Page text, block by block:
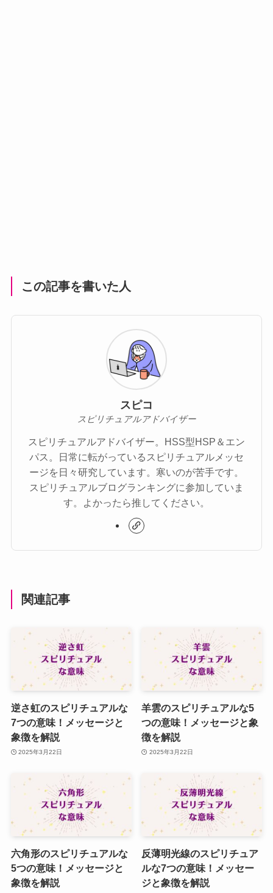
この記事を書いた人
スピコ
スピリチュアルアドバイザー
スピリチュアルアドバイザー。HSS型HSP＆エン
パス。日常に転がっているスピリチュアルメッセ
ージを日々研究しています。寒いのが苦手です。
スピリチュアルブログランキングに参加していま
す。よかったら推してください。
関連記事
逆さ虹のスピリチュアルな
7つの意味！メッセージと
象徴を解説
2025年3月22日
羊雲のスピリチュアルな5
つの意味！メッセージと象
徴を解説
2025年3月22日
六角形のスピリチュアルな
5つの意味！メッセージと
象徴を解説
反薄明光線のスピリチュア
ルな7つの意味！メッセー
ジと象徴を解説